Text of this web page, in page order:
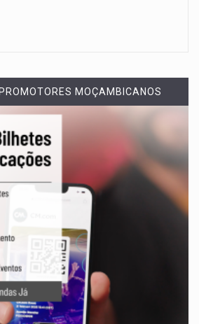
MOÇAMBICANOS